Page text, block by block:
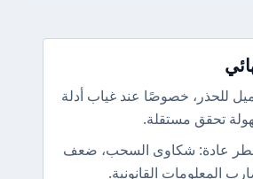
للحذر، خصوصًا عند غياب أدلة
تحقق مستقلة.
عادة: شكاوى السحب، ضعف
المعلومات القانونية.